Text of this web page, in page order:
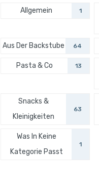
Allgemein 1
Aus Der Backstube 64
Pasta & Co 13
Snacks &
Kleinigkeiten
63
Was In Keine
Kategorie Passt
1